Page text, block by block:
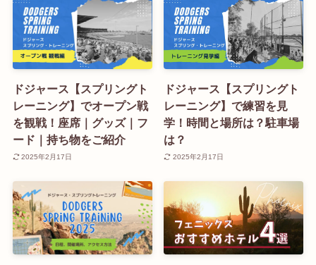
ドジャース【スプリングト
レーニング】でオープン戦
を観戦！座席｜グッズ｜フ
ード｜持ち物をご紹介
2025年2月17日
ドジャース【スプリングト
レーニング】で練習を見
学！時間と場所は？駐車場
は？
2025年2月17日